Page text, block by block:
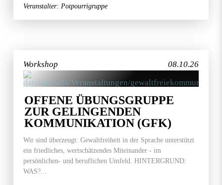
Veranstalter: Potpourrigruppe
08.10.26
Workshop
OFFENE ÜBUNGSGRUPPE
ZUR GELINGENDEN
KOMMUNIKATION (GFK)
Wir sind überzeugt: Gewaltfreiheit in der Sprache unterstützt
ein friedliches, wertschätzendes Miteinander - im
persönlichen- und beruflichen Umfeld. HINTERGRUND:
WAS?...